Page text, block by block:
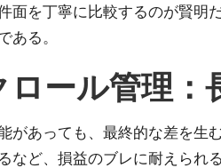
面を丁寧に比較するのが賢
ある。
ール管理：
があっても、最終的な差を生
など、損益のブレに耐えられ